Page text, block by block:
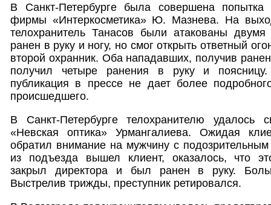
В Санкт-Петербурге была совершена попытка
фирмы «Интеркосметика» Ю. Мазнева. На
телохранитель Танасов были атакованы
ранен в руку и ногу, но смог открыть ответный
второй охранник. Оба нападавших, получив
получил четыре ранения в руку и
публикация в прессе не дает более
происшедшего.
В Санкт-Петербурге телохранителю удалось
«Невская оптика» Урмангалиева. Ожидая
обратил внимание на мужчину с
из подъезда вышел клиент, оказалось, что
закрыл директора и был ранен в руку.
Выстрелив трижды, преступник ретировался.